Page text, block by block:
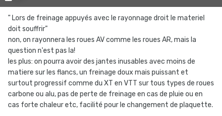
" Lors de freinage appuyés avec le rayonnage droit le materiel
doit souffrir"
non, on rayonnera les roues AV comme les roues AR, mais la
question n'est pas la!
les plus: on pourra avoir des jantes inusables avec moins de
matiere sur les flancs, un freinage doux mais puissant et
surtout progressif comme du XT en VTT sur tous types de roues
carbone ou alu, pas de perte de freinage en cas de pluie ou en
cas forte chaleur etc, facilité pour le changement de plaquette.